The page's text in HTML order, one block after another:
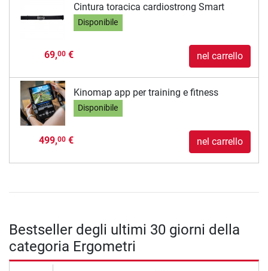
Cintura toracica cardiostrong Smart
Disponibile
69,00€ nel carrello
Kinomap app per training e fitness
Disponibile
499,00€ nel carrello
Bestseller degli ultimi 30 giorni della
categoria Ergometri